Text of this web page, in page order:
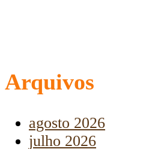
Arquivos
agosto 2026
julho 2026